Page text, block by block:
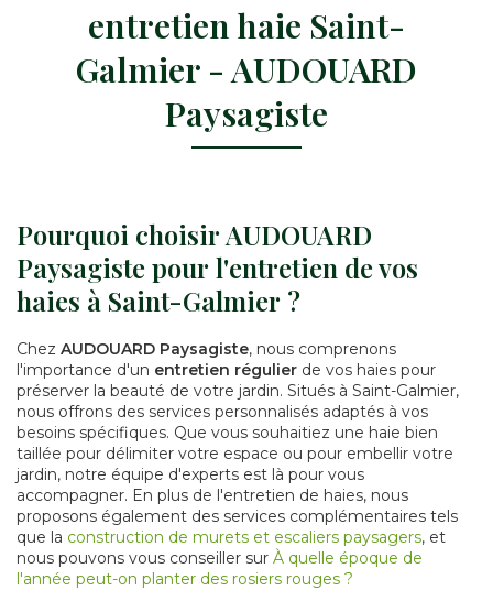
entretien haie Saint-
Galmier - AUDOUARD
Paysagiste
Pourquoi choisir AUDOUARD
Paysagiste pour l'entretien de vos
haies à Saint-Galmier ?
Chez AUDOUARD Paysagiste, nous comprenons
l'importance d'un entretien régulier de vos haies pour
préserver la beauté de votre jardin. Situés à Saint-Galmier,
nous offrons des services personnalisés adaptés à vos
besoins spécifiques. Que vous souhaitiez une haie bien
taillée pour délimiter votre espace ou pour embellir votre
jardin, notre équipe d'experts est là pour vous
accompagner. En plus de l'entretien de haies, nous
proposons également des services complémentaires tels
que la construction de murets et escaliers paysagers, et
nous pouvons vous conseiller sur À quelle époque de
l'année peut-on planter des rosiers rouges ?